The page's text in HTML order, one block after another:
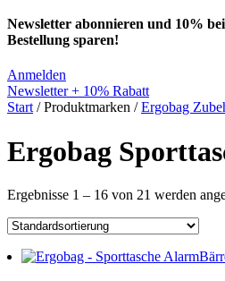
Newsletter abonnieren und 10%
Bestellung sparen!
Anmelden
Newsletter + 10% Rabatt
Start / Produktmarken /Ergobag
Ergobag
Ergebnisse 1 – 16 von 21 werden